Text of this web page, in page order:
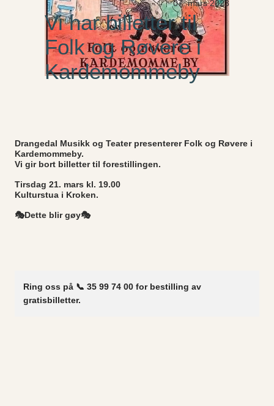
Vi har billetter til
Folk og Røvere i
Kardemommeby
07. mars 2023
Drangedal Musikk og Teater presenterer Folk og Røvere i
Kardemommeby.
Vi gir bort billetter til forestillingen.
Tirsdag 21. mars kl. 19.00
Kulturstua i Kroken.
🎭Dette blir gøy🎭
Ring oss på 📞 35 99 74 00 for bestilling av
gratisbilletter.